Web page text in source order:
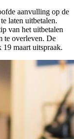
aanvulling op de
laten uitbetalen.
van het uitbetalen
te overleven. De
maart uitspraak.